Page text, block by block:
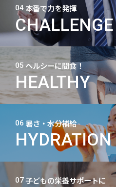
04
CHALLENGE
本番で力を発揮
05
HEALTHY
ヘルシーに間食！
06
HYDRATION
暑さ・水分補給
07子どもの栄養サポートに